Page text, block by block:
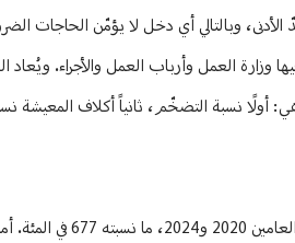
وبالتالي أي دخل لا يؤمّن الحاجات
هي: أولًا نسبة التضخّم، ثانياً أكلاف
يضيف: “بالنسبة للمؤشر